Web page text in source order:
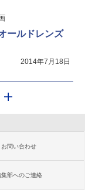
ールドレンズ
2014年7月18日
お問い合わせ
集部へのご連絡